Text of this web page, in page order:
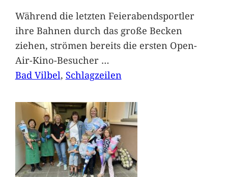
Während die letzten Feierabendsportler
ihre Bahnen durch das große Becken
ziehen, strömen bereits die ersten Open-
Air-Kino-Besucher …
Bad Vilbel, Schlagzeilen